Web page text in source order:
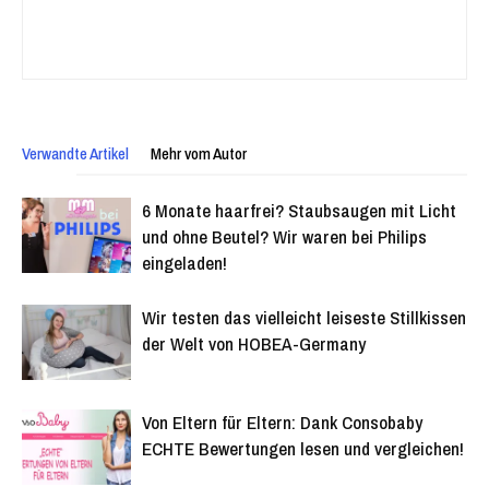
Verwandte Artikel Mehr vom Autor
6 Monate haarfrei? Staubsaugen mit Licht
und ohne Beutel? Wir waren bei Philips
eingeladen!
Wir testen das vielleicht leiseste Stillkissen
der Welt von HOBEA-Germany
Von Eltern für Eltern: Dank Consobaby
ECHTE Bewertungen lesen und vergleichen!